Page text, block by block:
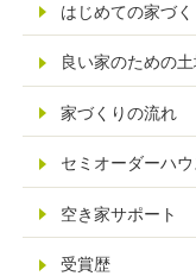
はじめての家づく
良い家のための
家づくりの流れ
セミオーダーハウ
空き家サポート
受賞歴